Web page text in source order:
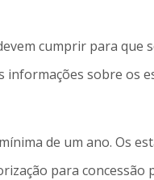
cumprir para que
informações sobre os
de um ano. Os
para concessão